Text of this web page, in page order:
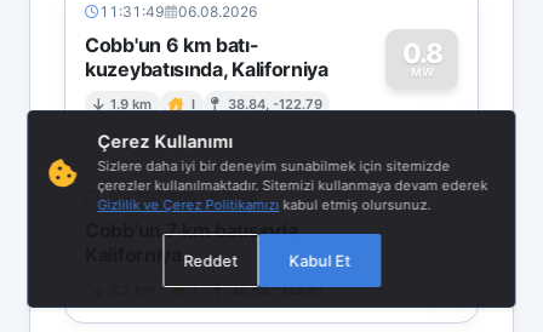
11:31:49 06.08.2026
Cobb'un 6 km batı-
kuzeybatısında, Kaliforniya
1.9 km I 38.84, -122.79
0.8
MW
0
10:42:07 06.08.2026
Cobb'un 7 km batısında,
I 38.83, -122.81 0
Çerez Kullanımı
Sizlere daha iyi bir deneyim sunabilmek için sitemizde
çerezler kullanılmaktadır. Sitemizi kullanmaya devam ederek
Gizlilik ve Çerez Politikamızı kabul etmiş olursunuz.
Reddet Kabul Et